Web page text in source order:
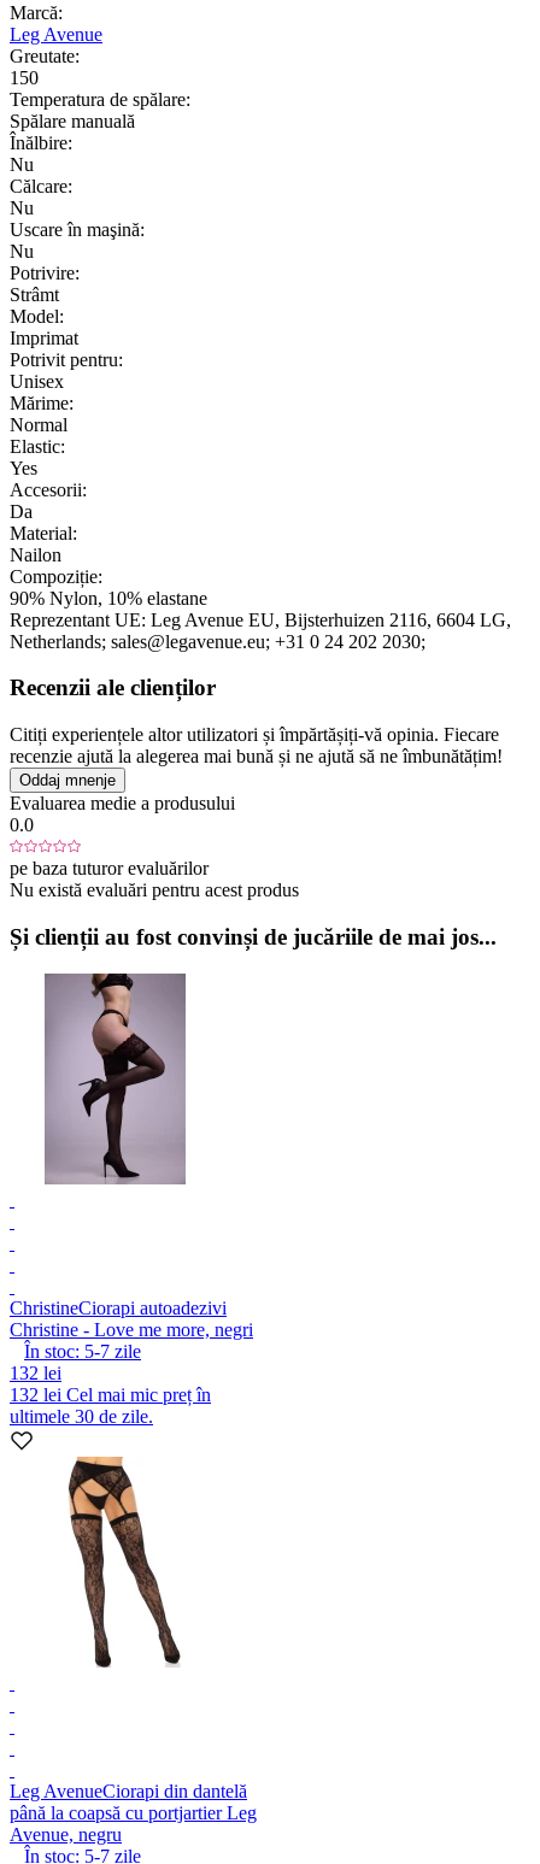
Marcă:
Leg Avenue
Greutate:
150
Temperatura de spălare:
Spălare manuală
Înălbire:
Nu
Călcare:
Nu
Uscare în maşină:
Nu
Potrivire:
Strâmt
Model:
Imprimat
Potrivit pentru:
Unisex
Mărime:
Normal
Elastic:
Yes
Accesorii:
Da
Material:
Nailon
Compoziție:
90% Nylon, 10% elastane
Reprezentant UE: Leg Avenue EU, Bijsterhuizen 2116, 6604 LG,
Netherlands; sales@legavenue.eu; +31 0 24 202 2030;
Recenzii ale clienților
Citiți experiențele altor utilizatori și împărtășiți-vă opinia. Fiecare
recenzie ajută la alegerea mai bună și ne ajută să ne îmbunătățim!
Oddaj mnenje
Evaluarea medie a produsului
0.0
pe baza tuturor evaluărilor
Nu există evaluări pentru acest produs
Și clienții au fost convinși de jucăriile de mai jos...
ChristineCiorapi autoadezivi
Christine - Love me more, negri
În stoc: 5-7 zile
132 lei
132 lei Cel mai mic preț în
ultimele 30 de zile.
Leg AvenueCiorapi din dantelă
până la coapsă cu portjartier Leg
Avenue, negru
În stoc: 5-7 zile